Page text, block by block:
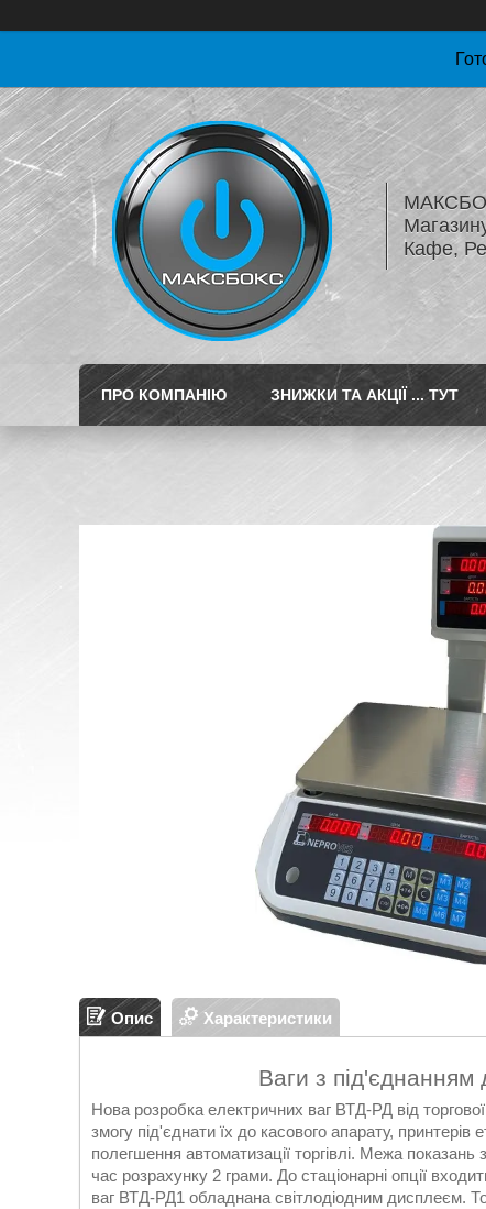
Кафе,
ПРО КОМПАНІЮ ЗНИЖКИ ТА АКЦІЇ ... ТУТ
Опис Характеристики
Ваги з
Нова розробка електричних ваг ВТД-РД від
змогу під'єднати їх до касового апарату,
полегшення автоматизації торгівлі. Межа показань
час розрахунку 2 грами. До стаціонарні опції
ваг ВТД-РД1 обладнана світлодіодним дисплеєм.